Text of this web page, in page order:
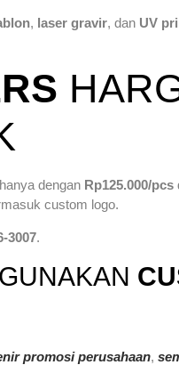
, laser gravir, dan UV
dengan Rp125.000/pcs
custom logo.
3007.
promosi perusahaan,